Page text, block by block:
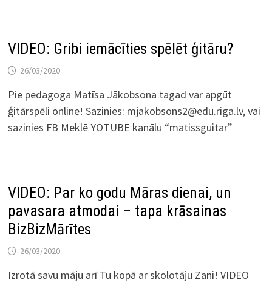
VIDEO: Gribi iemācīties spēlēt ģitāru?
26/03/2020
Pie pedagoga Matīsa Jākobsona tagad var apgūt
ģitārspēli online! Sazinies: mjakobsons2@edu.riga.lv, vai
sazinies FB Meklē YOTUBE kanālu “matissguitar”
VIDEO: Par ko godu Māras dienai, un
pavasara atmodai – tapa krāsainas
BizBizMārītes
26/03/2020
Izrotā savu māju arī Tu kopā ar skolotāju Zani! VIDEO